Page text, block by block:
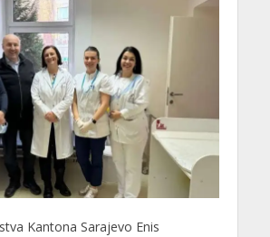
Kantona Sarajevo Enis